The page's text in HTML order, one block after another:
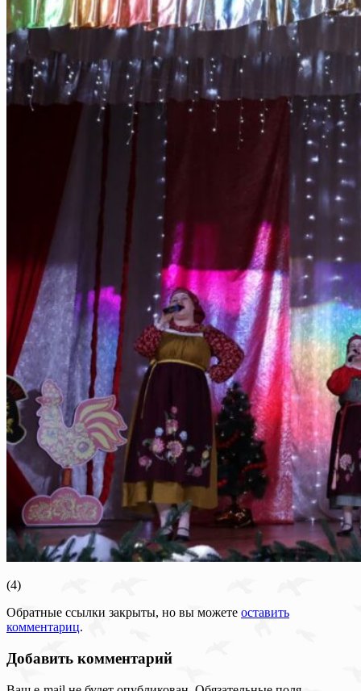
(4)
Обратные ссылки закрыты, но вы можете оставить
комментариц.
Добавить комментарий